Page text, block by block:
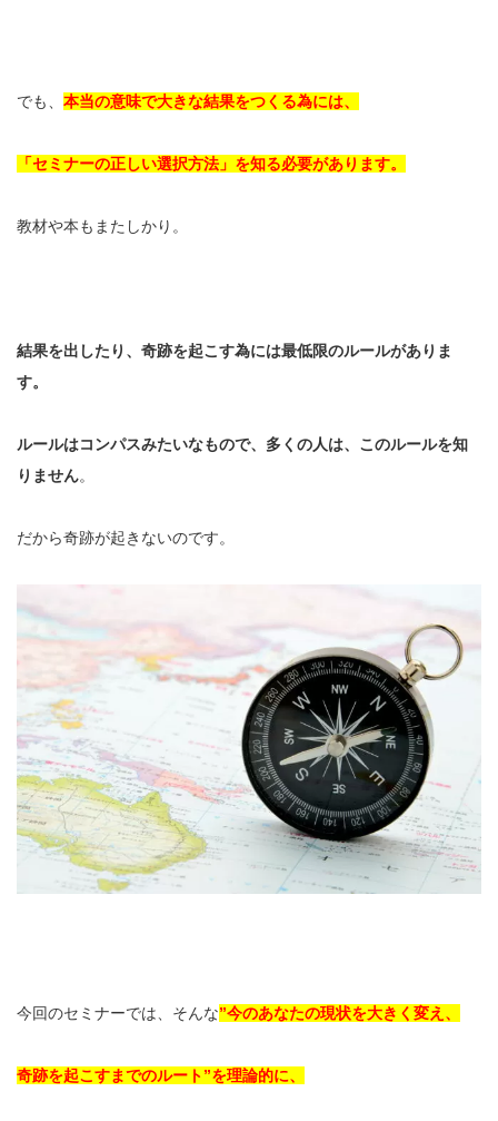
でも、 本当の意味で大きな結果をつくる為には、
「セミナーの正しい選択方法」を知る必要があります。
教材や本もまたしかり。
結果を出したり、奇跡を起こす為には最低限のルールがありま
す。
ルールはコンパスみたいなもので、多くの人は、このルールを知
りません。
だから奇跡が起きないのです。
今回のセミナーでは、そんな”今のあなたの現状を大きく変え、
奇跡を起こすまでのルート”を理論的に、